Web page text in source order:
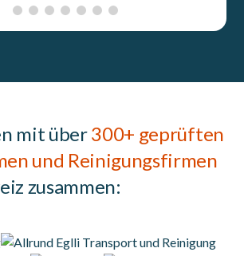
mit über300+ geprüften
und Reinigungsfirmen
zusammen: